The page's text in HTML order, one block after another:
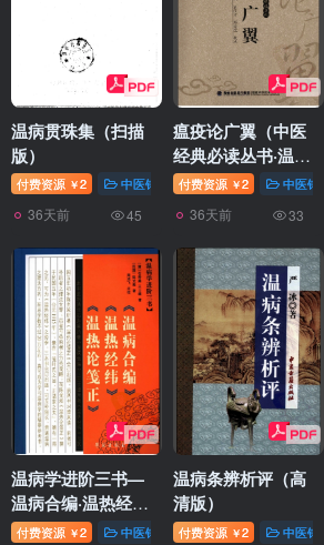
温病贯珠集（扫描
版）
付费资源 ￥2 中医针灸
36天前 45
瘟疫论广翼（中医
经典必读丛书·温病
名著精选系列）
（高清版）
付费资源 ￥2 中医针灸
36天前 33
温病学进阶三书—
温病合编·温热经纬
·温热论笺正（高清
付费资源 ￥2 中医针灸
温病条辨析评（高
清版）
付费资源 ￥2 中医针灸